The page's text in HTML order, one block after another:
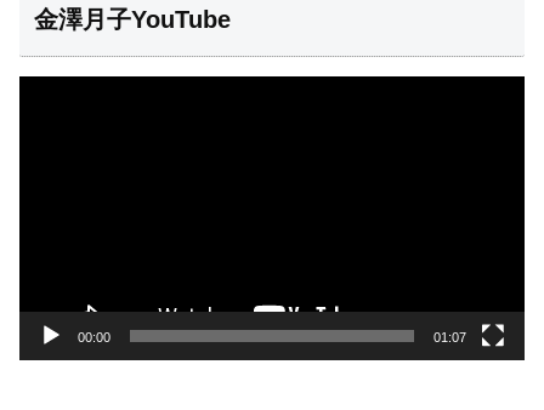
金澤月子YouTube
00:00 01:07